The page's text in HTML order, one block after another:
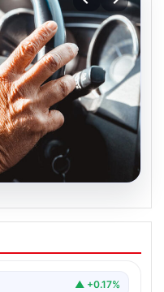
verilecek mi,
emekli
▲ +0.17%